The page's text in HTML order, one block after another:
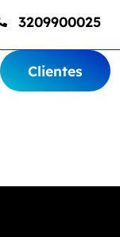
3209900025
Clientes